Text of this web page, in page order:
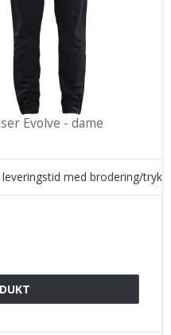
Evolve - dame
leveringstid med brodering/tryk